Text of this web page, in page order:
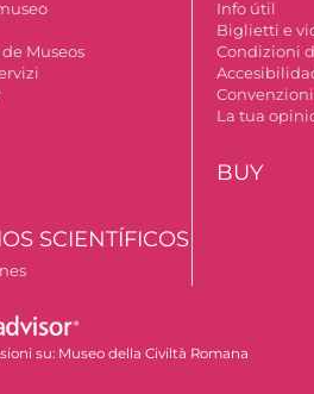
Museos
SCIENTÍFICOS
Info útil
Biglietti e
Condizioni
Convenzioni
La tua
BUY
su: Museo della Civiltà Romana